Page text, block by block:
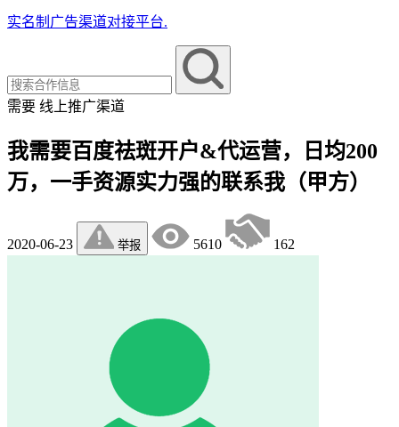
实名制广告渠道对接平台.
需要 线上推广渠道
我需要百度祛斑开户&代运营，日均200
万，一手资源实力强的联系我（甲方）
2020-06-23 举报 5610 162